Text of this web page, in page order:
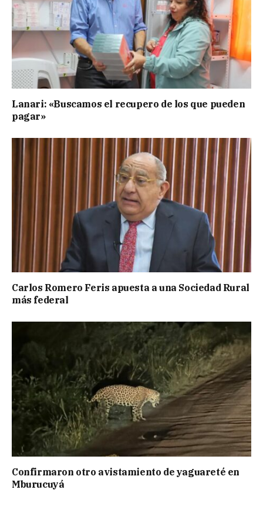
Lanari: «Buscamos el recupero de los que pueden
pagar»
Carlos Romero Feris apuesta a una Sociedad Rural
más federal
Confirmaron otro avistamiento de yaguareté en
Mburucuyá